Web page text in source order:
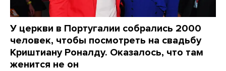
У церкви в Португалии собрались 2000
человек, чтобы посмотреть на свадьбу
Криштиану Роналду. Оказалось, что там
женится не он